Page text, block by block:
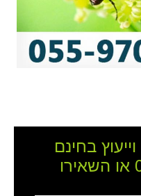
בחינם
או השאירו